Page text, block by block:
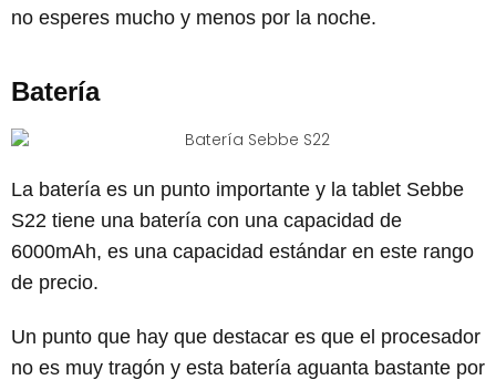
no esperes mucho y menos por la noche.
Batería
La batería es un punto importante y la tablet Sebbe
S22 tiene una batería con una capacidad de
6000mAh, es una capacidad estándar en este rango
de precio.
Un punto que hay que destacar es que el procesador
no es muy tragón y esta batería aguanta bastante por